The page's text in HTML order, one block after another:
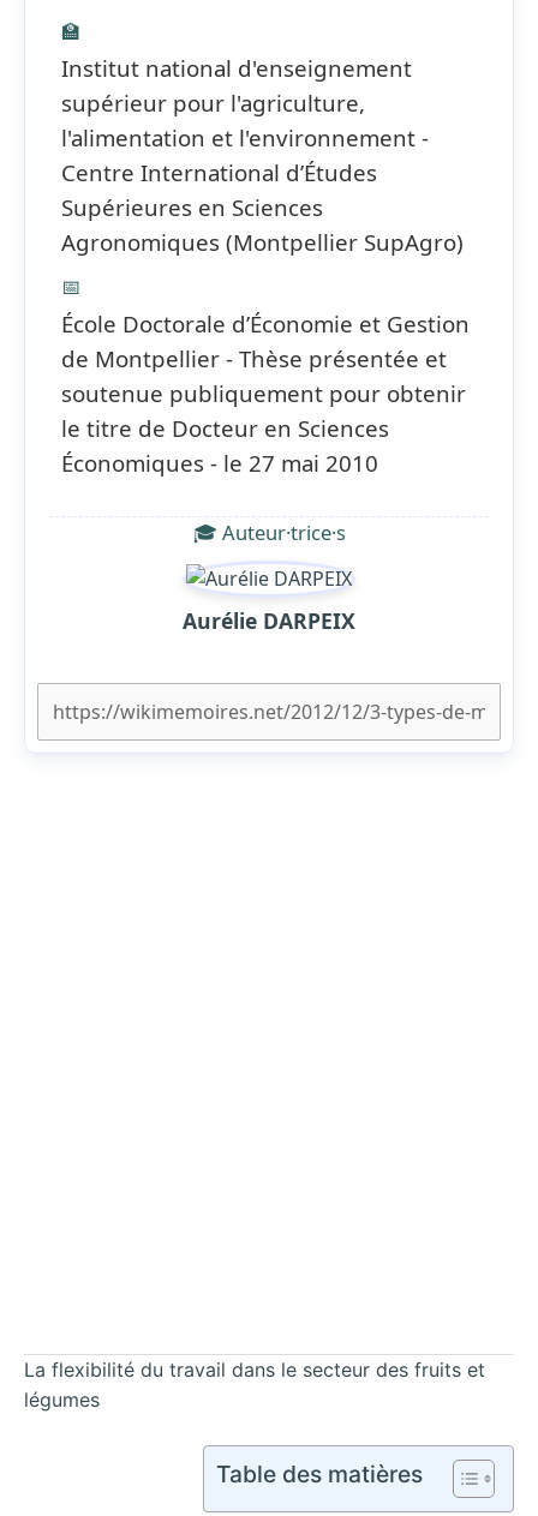
🏫
Institut national d'enseignement
supérieur pour l'agriculture,
l'alimentation et l'environnement -
Centre International d’Études
Supérieures en Sciences
Agronomiques (Montpellier SupAgro)
📅
École Doctorale d’Économie et Gestion
de Montpellier - Thèse présentée et
soutenue publiquement pour obtenir
le titre de Docteur en Sciences
Économiques - le 27 mai 2010
🎓 Auteur·trice·s
Aurélie DARPEIX
La flexibilité du travail dans le secteur des fruits et
légumes
Table des matières